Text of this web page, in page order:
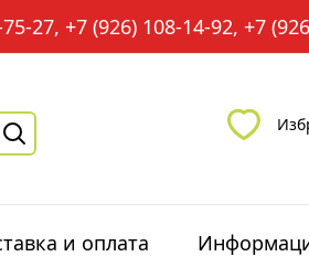
27, +7 (926) 108-14-92, +7
и оплата